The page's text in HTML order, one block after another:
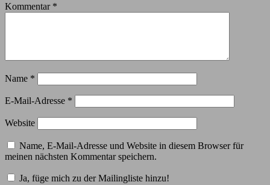
Kommentar *
Name *
E-Mail-Adresse *
Website
Name, E-Mail-Adresse und Website in diesem Browser für
meinen nächsten Kommentar speichern.
Ja, füge mich zu der Mailingliste hinzu!